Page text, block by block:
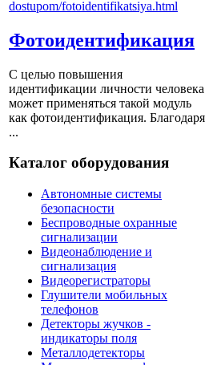
Фотоидентификация
С целью повышения
идентификации личности человека
может применяться такой модуль
как фотоидентификация. Благодаря
...
Каталог оборудования
Автономные системы
безопасности
Беспроводные охранные
сигнализации
Видеонаблюдение и
сигнализация
Видеорегистраторы
Глушители мобильных
телефонов
Детекторы жучков -
индикаторы поля
Металлодетекторы